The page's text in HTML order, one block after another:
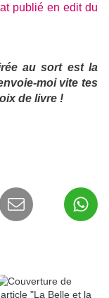
publié en edit du
au sort est la
moi vite tes
de livre !